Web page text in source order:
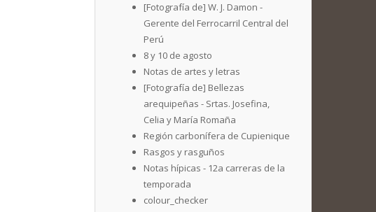
[Fotografía de] W. J. Damon -
Gerente del Ferrocarril Central del
Perú
8 y 10 de agosto
Notas de artes y letras
[Fotografía de] Bellezas
arequipeñas - Srtas. Josefina,
Celia y María Romaña
Región carbonífera de Cupienique
Rasgos y rasguños
Notas hípicas - 12a carreras de la
temporada
colour_checker